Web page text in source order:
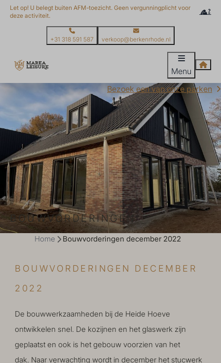
Let op! U belegt buiten AFM-toezicht. Geen vergunningplicht voor
deze activiteit.
+31 318 591 587 verkoop@berkenrhode.nl
Menu
BOUWVORDERINGEN
Bezoek een van onze parken
Home Bouwvorderingen december 2022
BOUWVORDERINGEN DECEMBER
2022
De bouwwerkzaamheden bij de Heide Hoeve
ontwikkelen snel. De kozijnen en het glaswerk zijn
geplaatst en ook is het gebouw voorzien van het
dak. Naar verwachting wordt in december het stucwerk